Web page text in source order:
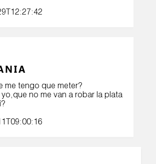
me tengo que meter?
no me van a robar la plata